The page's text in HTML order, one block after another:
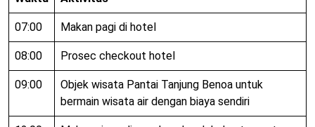
07:00 Makan pagi di hotel
08:00 Prosec checkout hotel
09:00
Objek wisata Pantai Tanjung Benoa untuk
bermain wisata air dengan biaya sendiri